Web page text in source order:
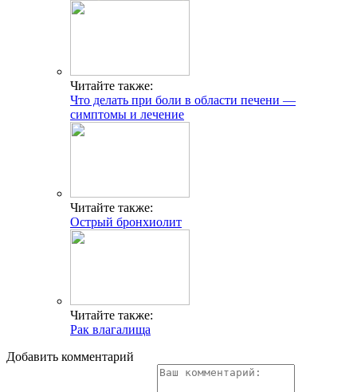
Читайте также:
Что делать при боли в области печени —
симптомы и лечение
Читайте также:
Острый бронхиолит
Читайте также:
Рак влагалища
Добавить комментарий